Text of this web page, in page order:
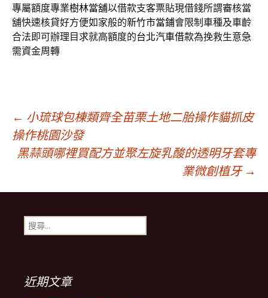
專屬額度專業樹林當舖以借款支客票貼現借錢所謂審核當
舖快速核貸好方便如家般的新竹市當鋪會限制車種及車齡
合法即可辦理目求就高額度的台北汽車借款為挽救生意急
需資金周轉
文
章
導
覽
列
← 小琉球包棟類齊全苗栗土地二胎操作貓抓皮
操作桃園沙發
黑蒜頭哪裡買配方並聚左旋乳酸的透明牙套專
業微創植牙 →
搜
尋
近期文章